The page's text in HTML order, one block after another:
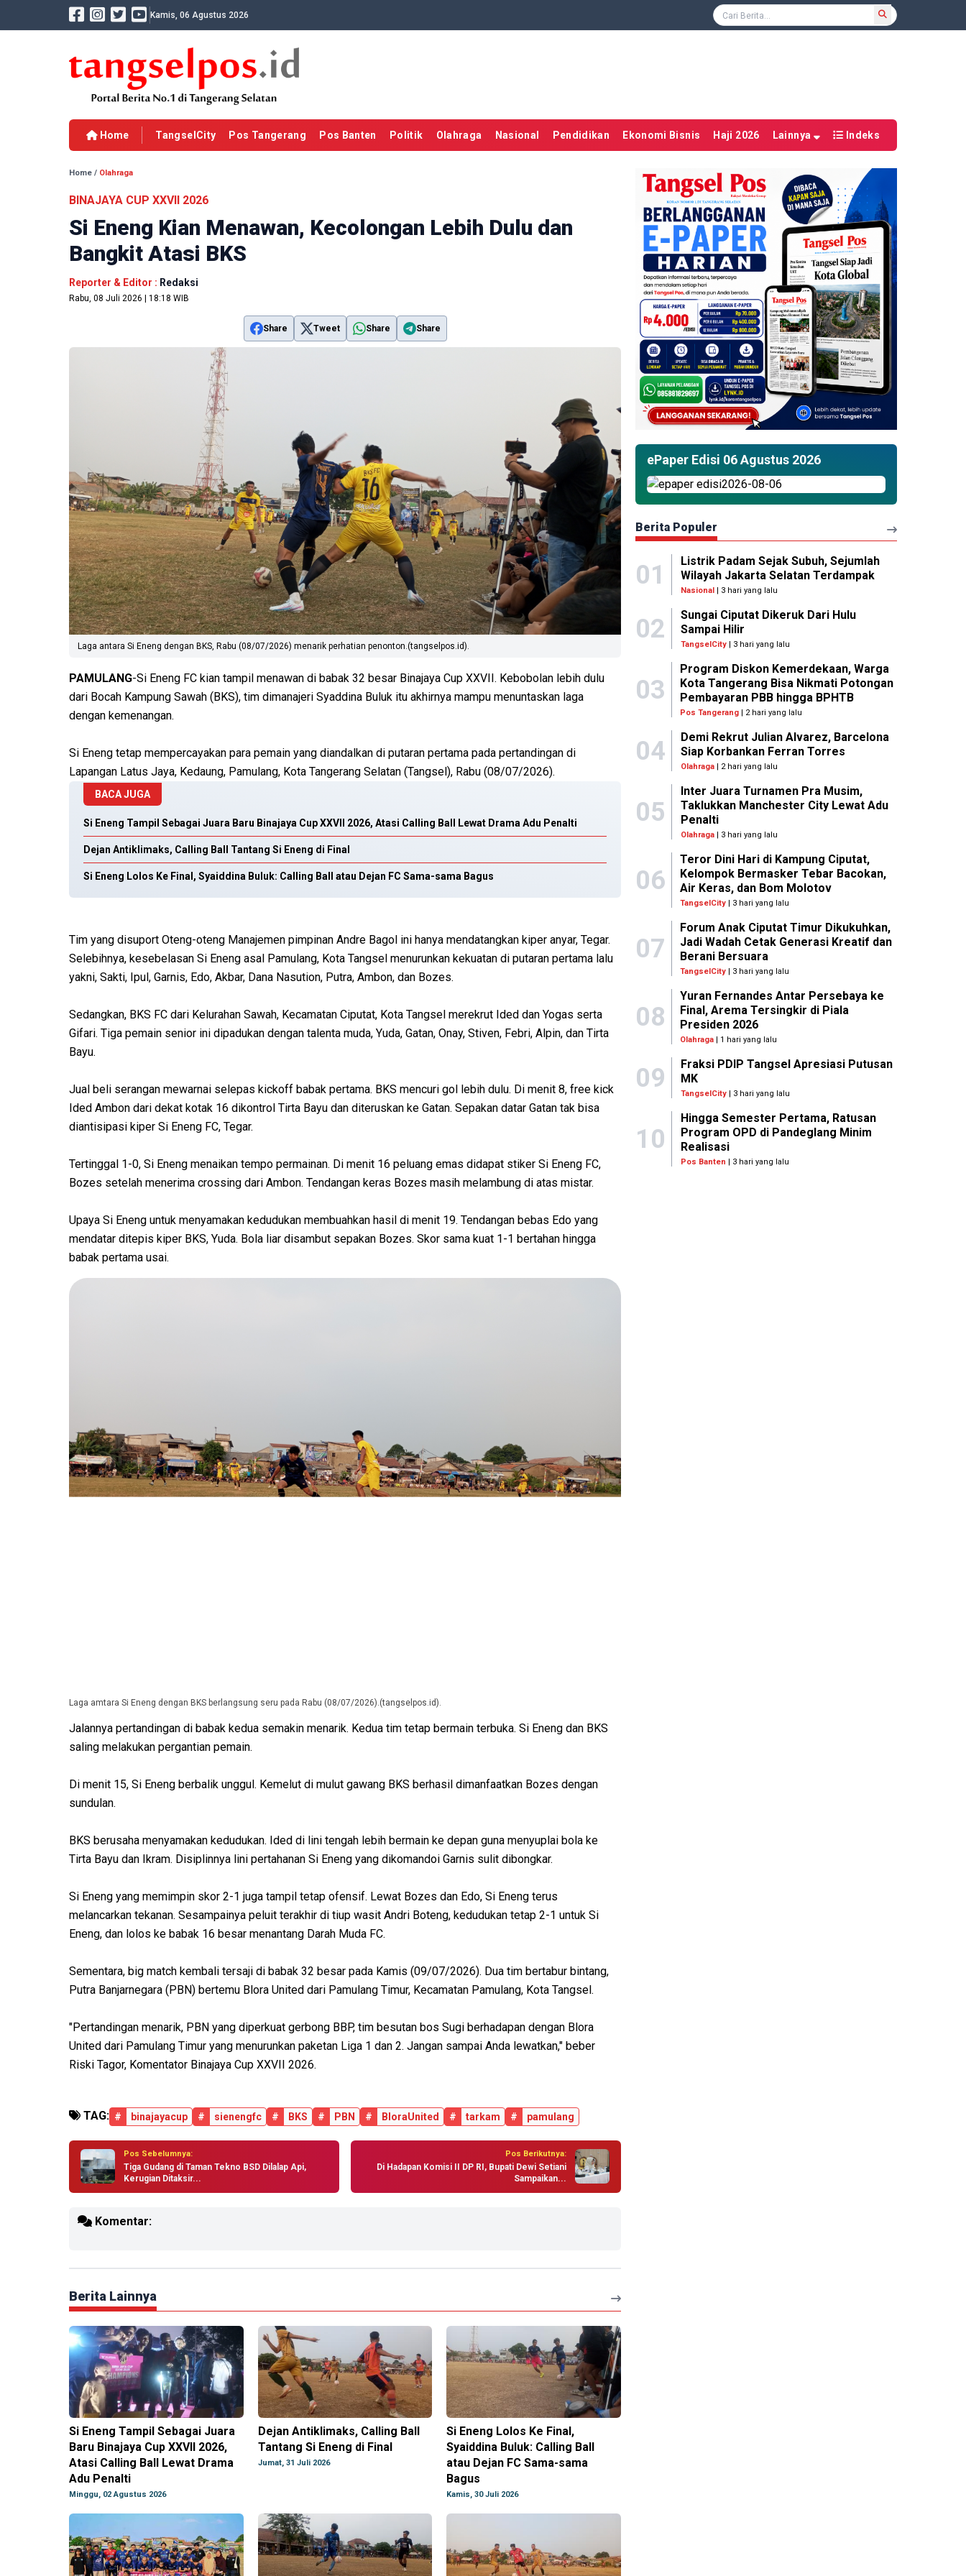
Kamis, 06 Agustus 2026
Home TangselCity Pos Tangerang Pos Banten Politik Olahraga Nasional Pendidikan Ekonomi Bisnis Haji 2026 Lainnya Indeks
Home / Olahraga
BINAJAYA CUP XXVII 2026
Si Eneng Kian Menawan, Kecolongan Lebih Dulu dan
Bangkit Atasi BKS
Reporter & Editor : Redaksi
Rabu, 08 Juli 2026 | 18:18 WIB
Share Tweet Share Share
Laga antara Si Eneng dengan BKS, Rabu (08/07/2026) menarik perhatian penonton.(tangselpos.id).
PAMULANG-Si Eneng FC kian tampil menawan di babak 32 besar Binajaya Cup XXVII. Kebobolan lebih dulu
dari Bocah Kampung Sawah (BKS), tim dimanajeri Syaddina Buluk itu akhirnya mampu menuntaskan laga
dengan kemenangan.
Si Eneng tetap mempercayakan para pemain yang diandalkan di putaran pertama pada pertandingan di
Lapangan Latus Jaya, Kedaung, Pamulang, Kota Tangerang Selatan (Tangsel), Rabu (08/07/2026).
BACA JUGA
Si Eneng Tampil Sebagai Juara Baru Binajaya Cup XXVII 2026, Atasi Calling Ball Lewat Drama Adu Penalti
Dejan Antiklimaks, Calling Ball Tantang Si Eneng di Final
Si Eneng Lolos Ke Final, Syaiddina Buluk: Calling Ball atau Dejan FC Sama-sama Bagus
Tim yang disuport Oteng-oteng Manajemen pimpinan Andre Bagol ini hanya mendatangkan kiper anyar, Tegar.
Selebihnya, kesebelasan Si Eneng asal Pamulang, Kota Tangsel menurunkan kekuatan di putaran pertama lalu
yakni, Sakti, Ipul, Garnis, Edo, Akbar, Dana Nasution, Putra, Ambon, dan Bozes.
Sedangkan, BKS FC dari Kelurahan Sawah, Kecamatan Ciputat, Kota Tangsel merekrut Ided dan Yogas serta
Gifari. Tiga pemain senior ini dipadukan dengan talenta muda, Yuda, Gatan, Onay, Stiven, Febri, Alpin, dan Tirta
Bayu.
Jual beli serangan mewarnai selepas kickoff babak pertama. BKS mencuri gol lebih dulu. Di menit 8, free kick
Ided Ambon dari dekat kotak 16 dikontrol Tirta Bayu dan diteruskan ke Gatan. Sepakan datar Gatan tak bisa
diantisipasi kiper Si Eneng FC, Tegar.
Tertinggal 1-0, Si Eneng menaikan tempo permainan. Di menit 16 peluang emas didapat stiker Si Eneng FC,
Bozes setelah menerima crossing dari Ambon. Tendangan keras Bozes masih melambung di atas mistar.
Upaya Si Eneng untuk menyamakan kedudukan membuahkan hasil di menit 19. Tendangan bebas Edo yang
mendatar ditepis kiper BKS, Yuda. Bola liar disambut sepakan Bozes. Skor sama kuat 1-1 bertahan hingga
babak pertama usai.
Laga amtara Si Eneng dengan BKS berlangsung seru pada Rabu (08/07/2026).(tangselpos.id).
Jalannya pertandingan di babak kedua semakin menarik. Kedua tim tetap bermain terbuka. Si Eneng dan BKS
saling melakukan pergantian pemain.
Di menit 15, Si Eneng berbalik unggul. Kemelut di mulut gawang BKS berhasil dimanfaatkan Bozes dengan
sundulan.
BKS berusaha menyamakan kedudukan. Ided di lini tengah lebih bermain ke depan guna menyuplai bola ke
Tirta Bayu dan Ikram. Disiplinnya lini pertahanan Si Eneng yang dikomandoi Garnis sulit dibongkar.
Si Eneng yang memimpin skor 2-1 juga tampil tetap ofensif. Lewat Bozes dan Edo, Si Eneng terus
melancarkan tekanan. Sesampainya peluit terakhir di tiup wasit Andri Boteng, kedudukan tetap 2-1 untuk Si
Eneng, dan lolos ke babak 16 besar menantang Darah Muda FC.
Sementara, big match kembali tersaji di babak 32 besar pada Kamis (09/07/2026). Dua tim bertabur bintang,
Putra Banjarnegara (PBN) bertemu Blora United dari Pamulang Timur, Kecamatan Pamulang, Kota Tangsel.
"Pertandingan menarik, PBN yang diperkuat gerbong BBP, tim besutan bos Sugi berhadapan dengan Blora
United dari Pamulang Timur yang menurunkan paketan Liga 1 dan 2. Jangan sampai Anda lewatkan," beber
Riski Tagor, Komentator Binajaya Cup XXVII 2026.
TAG: # binajayacup # sienengfc # BKS # PBN # BloraUnited # tarkam # pamulang
Pos Sebelumnya:
Tiga Gudang di Taman Tekno BSD Dilalap Api,
Kerugian Ditaksir...
Pos Berikutnya:
Di Hadapan Komisi II DP RI, Bupati Dewi Setiani
Sampaikan...
Komentar:
Berita Lainnya
Si Eneng Tampil Sebagai Juara
Baru Binajaya Cup XXVII 2026,
Atasi Calling Ball Lewat Drama
Adu Penalti
Minggu, 02 Agustus 2026
Dejan Antiklimaks, Calling Ball
Tantang Si Eneng di Final
Jumat, 31 Juli 2026
Si Eneng Lolos Ke Final,
Syaiddina Buluk: Calling Ball
atau Dejan FC Sama-sama
Bagus
Kamis, 30 Juli 2026
ePaper Edisi 06 Agustus 2026
Berita Populer
01
Listrik Padam Sejak Subuh, Sejumlah
Wilayah Jakarta Selatan Terdampak
Nasional | 3 hari yang lalu
02
Sungai Ciputat Dikeruk Dari Hulu
Sampai Hilir
TangselCity| 3 hari yang lalu
03
Program Diskon Kemerdekaan, Warga
Kota Tangerang Bisa Nikmati Potongan
Pembayaran PBB hingga BPHTB
Pos Tangerang | 2 hari yang lalu
04
Demi Rekrut Julian Alvarez, Barcelona
Siap Korbankan Ferran Torres
Olahraga| 2 hari yang lalu
05
Inter Juara Turnamen Pra Musim,
Taklukkan Manchester City Lewat Adu
Penalti
Olahraga| 3 hari yang lalu
06
Teror Dini Hari di Kampung Ciputat,
Kelompok Bermasker Tebar Bacokan,
Air Keras, dan Bom Molotov
TangselCity | 3 hari yang lalu
07
Forum Anak Ciputat Timur Dikukuhkan,
Jadi Wadah Cetak Generasi Kreatif dan
Berani Bersuara
TangselCity | 3 hari yang lalu
08
Yuran Fernandes Antar Persebaya ke
Final, Arema Tersingkir di Piala
Presiden 2026
Olahraga | 1 hari yang lalu
09
Fraksi PDIP Tangsel Apresiasi Putusan
MK
TangselCity| 3 hari yang lalu
10
Hingga Semester Pertama, Ratusan
Program OPD di Pandeglang Minim
Realisasi
Pos Banten | 3 hari yang lalu